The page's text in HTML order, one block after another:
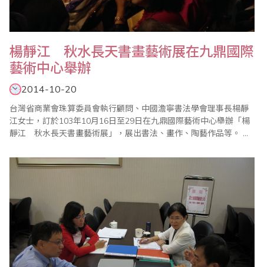
楊靜江 秋水長天書畫藝術展在九鼎國際
藝術中心舉辦
2014-10-20
台灣省商業會珠算委員會執行顧問、中國澹寧書法學會理事長楊靜
江女士，訂於103年10月16日至29日在九鼎國際藝術中心舉辦「楊
靜江 秋水長天書畫藝術展」，展出書法、畫作、陶藝作品等。 楊
次隨省商會上台表演推廣樂齡珠心算，文武全才，多才多藝，令人
佩服！